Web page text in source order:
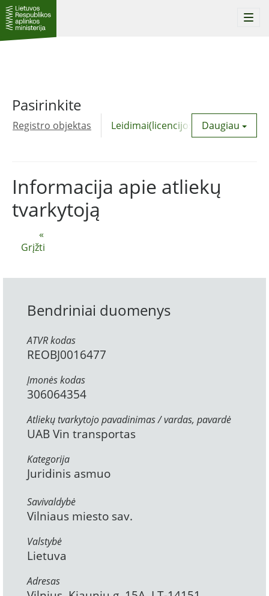
Pasirinkite
Registro objektas Leidimai(licencijos) Daugiau
«
Grįžti
Informacija apie atliekų
tvarkytoją
Bendriniai duomenys
ATVR kodas
REOBJ0016477
Įmonės kodas
306064354
Atliekų tvarkytojo pavadinimas / vardas, pavardė
UAB Vin transportas
Kategorija
Juridinis asmuo
Savivaldybė
Vilniaus miesto sav.
Valstybė
Lietuva
Adresas